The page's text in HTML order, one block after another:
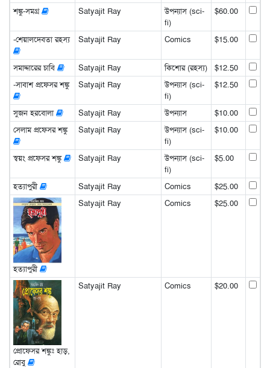
শঙ্কু-সমগ্র Satyajit Ray
উপন্যাস (sci-
fi)
$60.00
-শেয়ালদেবতা রহস্য Satyajit Ray Comics $15.00
সমাদ্দারের চাবি Satyajit Ray কিশোর (রহস্য)
$12.50
-সাবাশ প্রফেসর শঙ্কু
Satyajit Ray
উপন্যাস (sci-
fi)
$12.50
সুজন হরবোলা Satyajit Ray উপন্যাস
$10.00
সেলাম প্রফেসর শঙ্কু
Satyajit Ray
উপন্যাস (sci-
fi)
$10.00
স্বয়ং প্রফেসর শঙ্কু Satyajit Ray
উপন্যাস (sci-
fi)
$5.00
হত্যাপুরী Satyajit Ray Comics $25.00
হত্যাপুরী
Satyajit Ray Comics $25.00
প্রোফেসর শঙ্কুঃ হাড়,
রোবু
Satyajit Ray Comics $20.00